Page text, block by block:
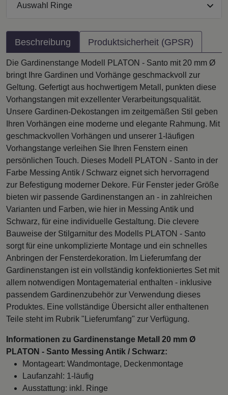
Auswahl Ringe
Beschreibung Produktsicherheit (GPSR)
Die Gardinenstange Modell PLATON - Santo mit 20 mm Ø
bringt Ihre Gardinen und Vorhänge geschmackvoll zur
Geltung. Gefertigt aus hochwertigem Metall, punkten diese
Vorhangstangen mit exzellenter Verarbeitungsqualität.
Unsere Gardinen-Dekostangen im zeitgemäßen Stil geben
Ihren Vorhängen eine moderne und elegante Rahmung. Mit
geschmackvollen Vorhängen und unserer 1-läufigen
Vorhangstange verleihen Sie Ihren Fenstern einen
persönlichen Touch. Dieses Modell PLATON - Santo in der
Farbe Messing Antik / Schwarz eignet sich hervorragend
zur Befestigung moderner Dekore. Für Fenster jeder Größe
bieten wir passende Gardinenstangen an - in zahlreichen
Varianten und Farben, wie hier in Messing Antik und
Schwarz, für eine individuelle Gestaltung. Die clevere
Bauweise der Stilgarnitur des Modells PLATON - Santo
sorgt für eine unkomplizierte Montage und ein schnelles
Anbringen der Fensterdekoration. Im Lieferumfang der
Gardinenstangen ist ein vollständig konfektioniertes Set mit
allem notwendigen Montagematerial enthalten - inklusive
passendem Gardinenzubehör zur Verwendung dieses
Produktes. Eine vollständige Übersicht aller enthaltenen
Teile steht im Rubrik "Lieferumfang" zur Verfügung.
Informationen zu Gardinenstange Metall 20 mm Ø
PLATON - Santo Messing Antik / Schwarz:
Montageart: Wandmontage, Deckenmontage
Laufanzahl: 1-läufig
Ausstattung: inkl. Ringe